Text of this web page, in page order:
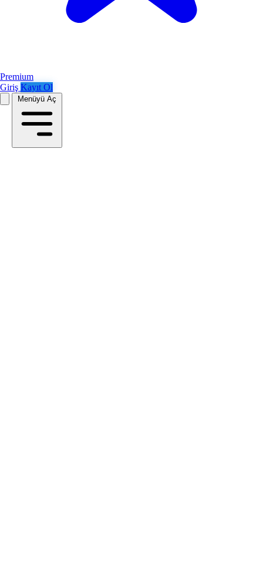
Premium
Giriş Kayıt Ol
Menüyü Aç